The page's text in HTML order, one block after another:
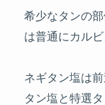
希少なタンの
は普通にカルビ
ネギタン塩は
タン塩と特選